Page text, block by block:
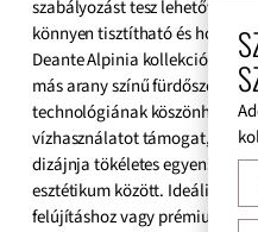
szabályozást tesz lehetővé. A
könnyen tisztítható és hosszú
Deante Alpinia kollekció
más arany színű fürdőszobai
technológiának köszönhetően
vízhasználatot támogat, így
dizájnja tökéletes egyensúlyt
esztétikum között. Ideális
felújításhoz vagy prémium új